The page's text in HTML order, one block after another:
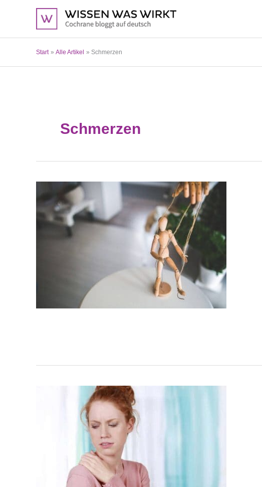
Start Alle Artikel Schmerzen
Schmerzen